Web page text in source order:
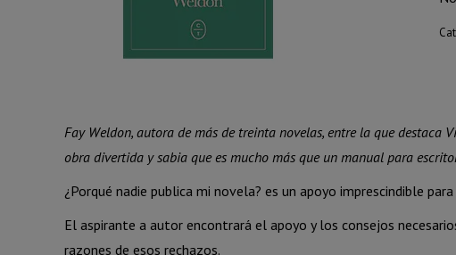
Fay Weldon, autora de más de treinta novelas, entre la que destaca
obra divertida y sabia que es mucho más que un manual para
¿Porqué nadie publica mi novela? es un apoyo imprescindible
El aspirante a autor encontrará el apoyo y los consejos
razones de esos rechazos.